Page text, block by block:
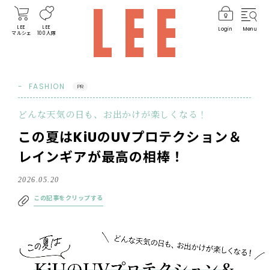
LEE
マルシェ
LEE
100人隊
Login Menu
FASHION PR
どんな天気の日も、お出かけが楽しくなる！
この夏はKiUのUVプロテクション＆
レインギアが最高の相棒！
2026.05.20
この記事をクリップする